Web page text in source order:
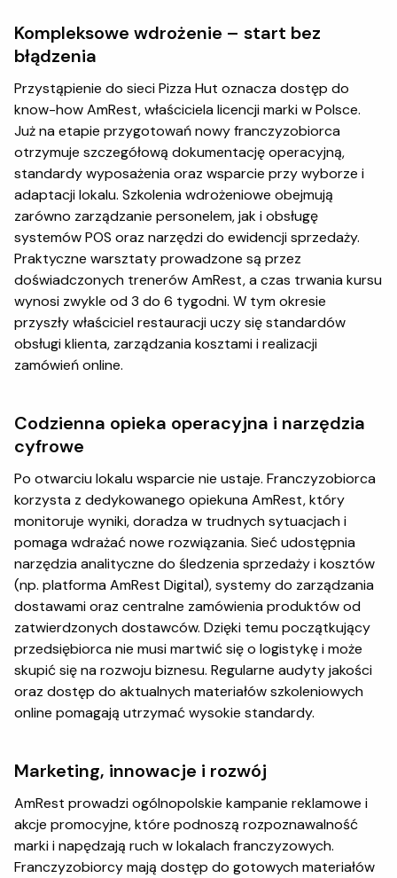
Kompleksowe wdrożenie – start bez
błądzenia
Przystąpienie do sieci Pizza Hut oznacza dostęp do
know-how AmRest, właściciela licencji marki w Polsce.
Już na etapie przygotowań nowy franczyzobiorca
otrzymuje szczegółową dokumentację operacyjną,
standardy wyposażenia oraz wsparcie przy wyborze i
adaptacji lokalu. Szkolenia wdrożeniowe obejmują
zarówno zarządzanie personelem, jak i obsługę
systemów POS oraz narzędzi do ewidencji sprzedaży.
Praktyczne warsztaty prowadzone są przez
doświadczonych trenerów AmRest, a czas trwania kursu
wynosi zwykle od 3 do 6 tygodni. W tym okresie
przyszły właściciel restauracji uczy się standardów
obsługi klienta, zarządzania kosztami i realizacji
zamówień online.
Codzienna opieka operacyjna i narzędzia
cyfrowe
Po otwarciu lokalu wsparcie nie ustaje. Franczyzobiorca
korzysta z dedykowanego opiekuna AmRest, który
monitoruje wyniki, doradza w trudnych sytuacjach i
pomaga wdrażać nowe rozwiązania. Sieć udostępnia
narzędzia analityczne do śledzenia sprzedaży i kosztów
(np. platforma AmRest Digital), systemy do zarządzania
dostawami oraz centralne zamówienia produktów od
zatwierdzonych dostawców. Dzięki temu początkujący
przedsiębiorca nie musi martwić się o logistykę i może
skupić się na rozwoju biznesu. Regularne audyty jakości
oraz dostęp do aktualnych materiałów szkoleniowych
online pomagają utrzymać wysokie standardy.
Marketing, innowacje i rozwój
AmRest prowadzi ogólnopolskie kampanie reklamowe i
akcje promocyjne, które podnoszą rozpoznawalność
marki i napędzają ruch w lokalach franczyzowych.
Franczyzobiorcy mają dostęp do gotowych materiałów